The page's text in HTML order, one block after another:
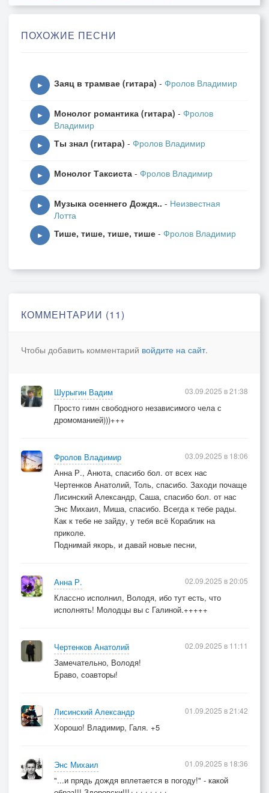
ПОХОЖИЕ ПЕСНИ
▶ Заяц в трамвае (гитара) - Фролов Владимир
▶ Монолог романтика (гитара) - Фролов
Владимир
▶ Ты знал (гитара) - Фролов Владимир
▶ Монолог Таксиста - Фролов Владимир
▶ Музыка осеннего Дождя.. - Неизвестная
Лотта
▶ Тише, тише, тише, тише - Фролов Владимир
КОММЕНТАРИИ (11)
Чтобы добавить комментарий войдите на сайт.
Шурыгин Вадим
Просто гимн свободного независимого чела с
дромоманией)))+++
03.09.2025 в 21:38
Фролов Владимир
Анна Р., Анюта, спасибо бол. от всех нас
Чертенков Анатолий, Толь, спасибо. Заходи почаще
Лисинский Александр, Саша, спасибо бол. от нас
Энс Михаил, Миша, спасибо. Всегда к тебе рады.
Как к тебе не зайду, у тебя всё Кораблик на
приколе.
Поднимай якорь, и давай новые песни,
03.09.2025 в 18:06
Анна Р.
Классно исполнил, Володя, ибо тут есть, что
исполнять! Молодцы вы с Галиной.+++++
02.09.2025 в 20:05
Чертенков Анатолий
Замечательно, Володя!
Браво, соавторы!
02.09.2025 в 11:11
Лисинский Александр
Хорошо! Владимир, Галя. +5
01.09.2025 в 21:42
Энс Михаил
"...и прядь дождя вплетается в погоду!" - какой
01.09.2025 в 18:36